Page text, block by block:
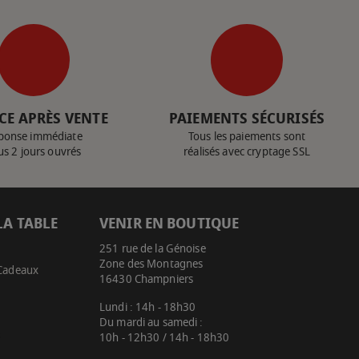
APRÈS VENTE
immédiate
2 jours ouvrés
PAIEMENTS SÉCURISÉS
Tous les paiements sont
réalisés avec cryptage SSL
TABLE VENIR EN BOUTIQUE
251 rue de la Génoise
Zone des Montagnes
16430 Champniers
Lundi : 14h - 18h30
Du mardi au samedi :
10h - 12h30 / 14h - 18h30